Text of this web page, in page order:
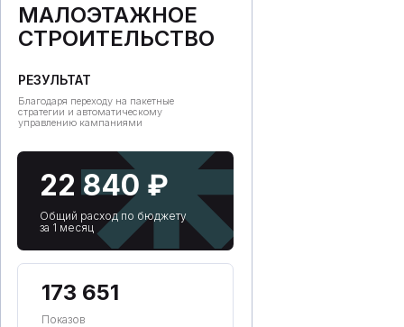
РЕЗУЛЬТАТ
МАЛОЭТАЖНОЕ
СТРОИТЕЛЬСТВО
Благодаря переходу на пакетные
стратегии и автоматическому
управлению кампаниями
173 651
Показов
22 840 ₽
Общий расход по бюджету
за 1 месяц